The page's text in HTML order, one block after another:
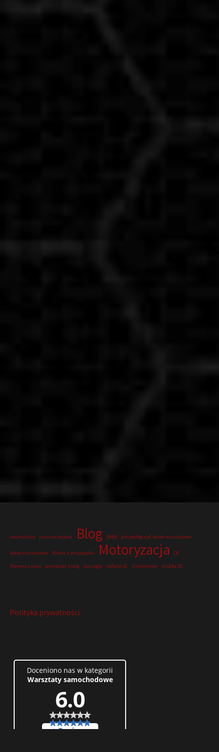
akumulator auto nie odpala Blog BMW jak podłączyć kable rozruchowe
kable rozruchowe Klient z przypadku Motoryzacja
OC
Pierwszy wpis samochód zimą Sprzęgło tańsze OC Uziemienie zniżka OC
Polityka prywatności